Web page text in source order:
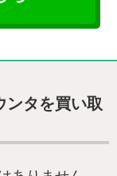
ンタを買い取